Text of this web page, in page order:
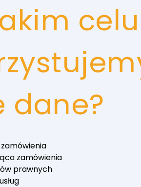
celu
dane?
zamówienia
prawnych